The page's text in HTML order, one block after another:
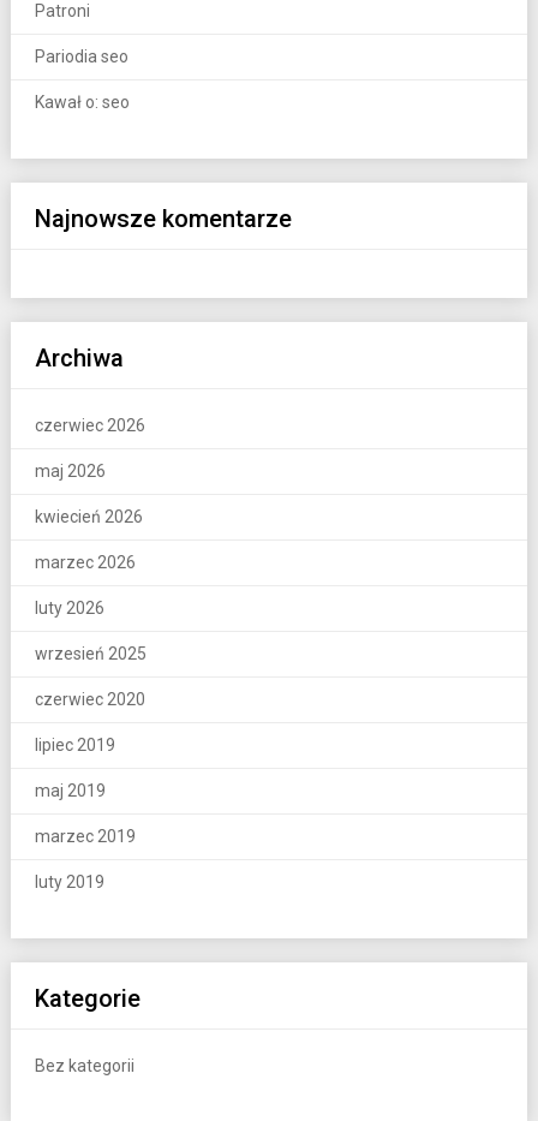
Patroni
Pariodia seo
Kawał o: seo
Najnowsze komentarze
Archiwa
czerwiec 2026
maj 2026
kwiecień 2026
marzec 2026
luty 2026
wrzesień 2025
czerwiec 2020
lipiec 2019
maj 2019
marzec 2019
luty 2019
Kategorie
Bez kategorii